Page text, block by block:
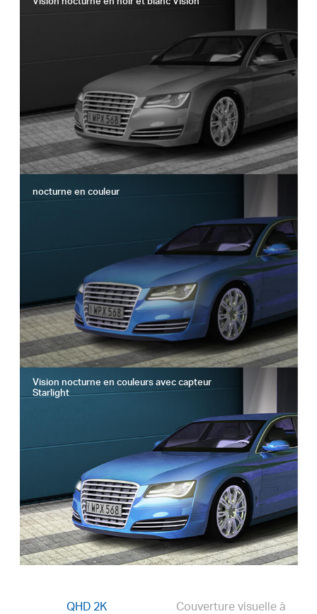
nocturne en couleur
Vision nocturne en couleurs avec capteur
Starlight
QHD 2K Couverture visuelle à